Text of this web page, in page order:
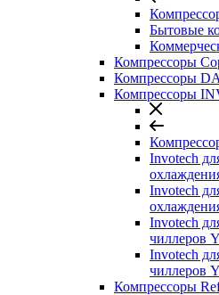
Бытовые
Компрессоры
Компрессоры
Компрессоры
Invotech
Invotech
Invotech
чиллеров
Invotech
чиллеров
Компрессоры